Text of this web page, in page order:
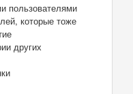
пользователями
которые тоже
других